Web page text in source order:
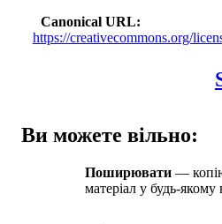
Canonical URL
https://creativecommons.org/
Ви можете вільно:
Поширювати —
матеріал у будь-якому